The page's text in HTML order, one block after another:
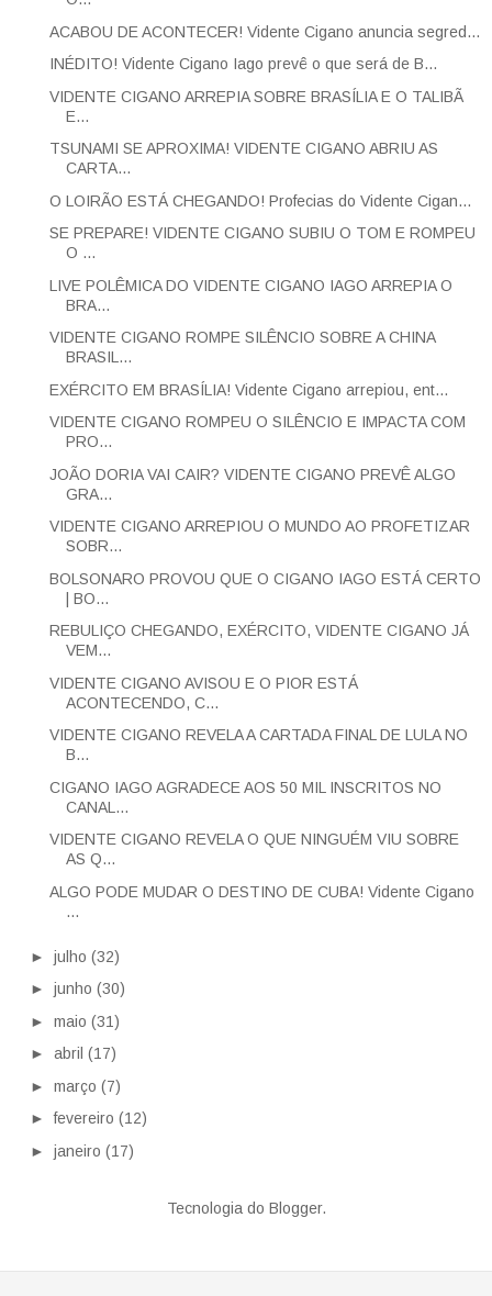
ACABOU DE ACONTECER! Vidente Cigano anuncia segred...
INÉDITO! Vidente Cigano Iago prevê o que será de B...
VIDENTE CIGANO ARREPIA SOBRE BRASÍLIA E O TALIBÃ
E...
TSUNAMI SE APROXIMA! VIDENTE CIGANO ABRIU AS
CARTA...
O LOIRÃO ESTÁ CHEGANDO! Profecias do Vidente Cigan...
SE PREPARE! VIDENTE CIGANO SUBIU O TOM E ROMPEU
O ...
LIVE POLÊMICA DO VIDENTE CIGANO IAGO ARREPIA O
BRA...
VIDENTE CIGANO ROMPE SILÊNCIO SOBRE A CHINA
BRASIL...
EXÉRCITO EM BRASÍLIA! Vidente Cigano arrepiou, ent...
VIDENTE CIGANO ROMPEU O SILÊNCIO E IMPACTA COM
PRO...
JOÃO DORIA VAI CAIR? VIDENTE CIGANO PREVÊ ALGO
GRA...
VIDENTE CIGANO ARREPIOU O MUNDO AO PROFETIZAR
SOBR...
BOLSONARO PROVOU QUE O CIGANO IAGO ESTÁ CERTO
| BO...
REBULIÇO CHEGANDO, EXÉRCITO, VIDENTE CIGANO JÁ
VEM...
VIDENTE CIGANO AVISOU E O PIOR ESTÁ
ACONTECENDO, C...
VIDENTE CIGANO REVELA A CARTADA FINAL DE LULA NO
B...
CIGANO IAGO AGRADECE AOS 50 MIL INSCRITOS NO
CANAL...
VIDENTE CIGANO REVELA O QUE NINGUÉM VIU SOBRE
AS Q...
ALGO PODE MUDAR O DESTINO DE CUBA! Vidente Cigano
...
► julho (32)
► junho (30)
► maio (31)
► abril (17)
► março (7)
►fevereiro (12)
► janeiro (17)
Tecnologia do Blogger.